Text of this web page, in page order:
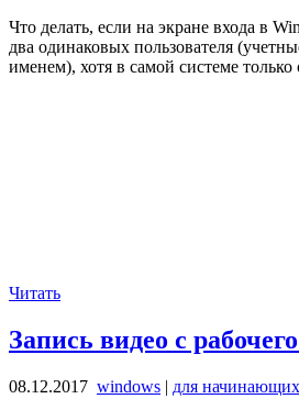
Что делать, если на экране входа в
два одинаковых пользователя
именем), хотя в самой системе только
Читать
Запись видео с
08.12.2017 windows | для начинающих